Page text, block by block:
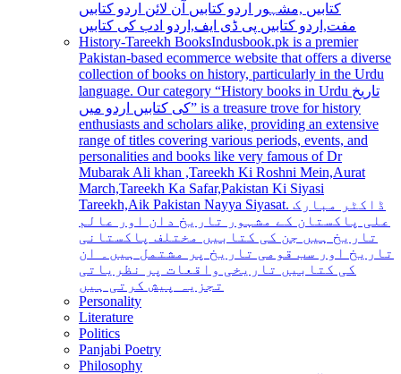
کتابیں ,مشہور اردو کتابیں آن لائن اردو کتابیں
مفت,اردو کتابیں پی ڈی ایف,اردو ادب کی کتابیں
History-Tareekh BooksIndusbook.pk is a premier
Pakistan-based ecommerce website that offers a diverse
collection of books on history, particularly in the Urdu
language. Our category “History books in Urdu تاریخ
کی کتابیں اردو میں” is a treasure trove for history
enthusiasts and scholars alike, providing an extensive
range of titles covering various periods, events, and
personalities and books like very famous of Dr
Mubarak Ali khan ,Tareekh Ki Roshni Mein,Aurat
March,Tareekh Ka Safar,Pakistan Ki Siyasi
Tareekh,Aik Pakistan Nayya Siyasat. ڈاکٹر مبارک
علی پاکستان کے مشہور تاریخ دان اور عالم
تاریخ ہیں جن کی کتابیں مختلف پاکستانی
تاریخ اور سب قومی تاریخ پر مشتمل ہیں۔ ان
کی کتابیں تاریخی واقعات پر نظریاتی
تجزیہ پیش کرتی ہیں
Personality
Literature
Politics
Panjabi Poetry
Philosophy